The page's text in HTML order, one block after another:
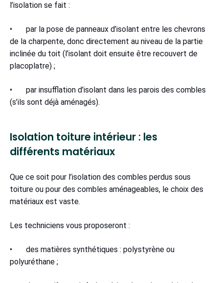
l’isolation se fait :
• par la pose de panneaux d’isolant entre les chevrons
de la charpente, donc directement au niveau de la partie
inclinée du toit (l’isolant doit ensuite être recouvert de
placoplatre) ;
• par insufflation d’isolant dans les parois des combles
(s’ils sont déjà aménagés).
Isolation toiture intérieur : les
différents matériaux
Que ce soit pour l’isolation des combles perdus sous
toiture ou pour des combles aménageables, le choix des
matériaux est vaste.
Les techniciens vous proposeront :
• des matières synthétiques : polystyrène ou
polyuréthane ;